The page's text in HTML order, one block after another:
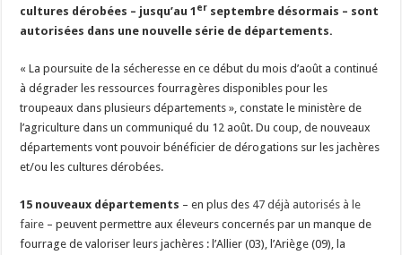
Un été fructueux pour Lactalis
cultures dérobées – jusqu’au 1 er septembre désormais – sont
autorisées dans une nouvelle série de départements.
« La poursuite de la sécheresse en ce début du mois d’août a continué
à dégrader les ressources fourragères disponibles pour les
troupeaux dans plusieurs départements », constate le ministère de
l’agriculture dans un communiqué du 12 août. Du coup, de nouveaux
départements vont pouvoir bénéficier de dérogations sur les jachères
et/ou les cultures dérobées.
15 nouveaux départements – en plus des 47 déjà autorisés à le
faire – peuvent permettre aux éleveurs concernés par un manque de
fourrage de valoriser leurs jachères : l’Allier (03), l’Ariège (09), la